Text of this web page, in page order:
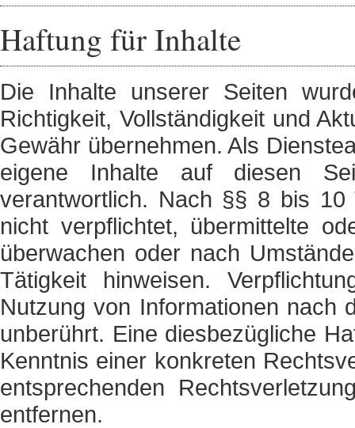
Haftung für Inhalte
Die Inhalte unserer Seiten
Richtigkeit, Vollständigkeit und
Gewähr übernehmen. Als
eigene Inhalte auf diesen
verantwortlich. Nach §§ 8 bis
nicht verpflichtet, übermittelte
überwachen oder nach
Tätigkeit hinweisen.
Nutzung von Informationen nach
unberührt. Eine diesbezügliche
Kenntnis einer konkreten
entsprechenden
entfernen.